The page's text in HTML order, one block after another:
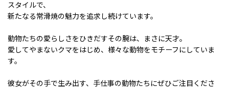
スタイルで、
新たなる常滑焼の魅力を追求し続けています。
動物たちの愛らしさをひきだすその腕は、まさに天才。
愛してやまないクマをはじめ、様々な動物をモチーフにしていま
す。
彼女がその手で生み出す、手仕事の動物たちにぜひご注目くださ